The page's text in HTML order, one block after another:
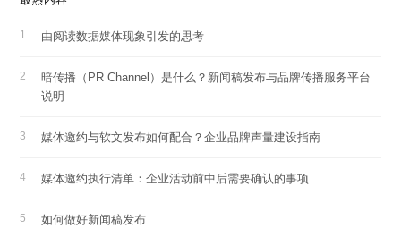
由阅读数据媒体现象引发的思考
暗传播（PR Channel）是什么？新闻稿发布与品牌传播服务平台
说明
媒体邀约与软文发布如何配合？企业品牌声量建设指南
媒体邀约执行清单：企业活动前中后需要确认的事项
如何做好新闻稿发布